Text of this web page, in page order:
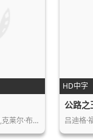
克莱尔·布…
HD中字
公路之
吕迪格·